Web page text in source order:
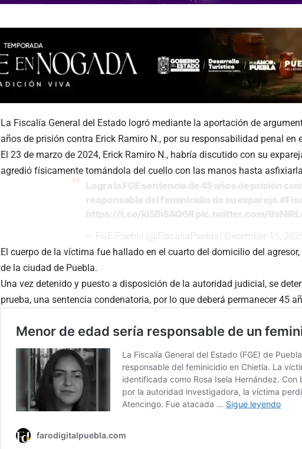
La Fiscalía General del Estado logró mediante la aportación de
años de prisión contra Erick Ramiro N., por su responsabilidad penal en
El 23 de marzo de 2024, Erick Ramiro N., habría discutido con su
agredió físicamente tomándola del cuello con las manos hasta
El cuerpo de la víctima fue hallado en el cuarto del domicilio del
de la ciudad de Puebla.
Una vez detenido y puesto a disposición de la autoridad judicial, se
prueba, una sentencia condenatoria, por lo que deberá permanecer 45